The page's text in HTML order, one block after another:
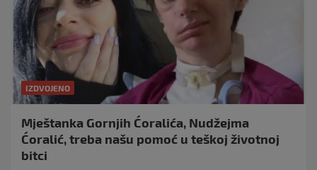
IZDVOJENO
Mještanka Gornjih Ćoralića, Nudžejma
Ćoralić, treba našu pomoć u teškoj životnoj
bitci